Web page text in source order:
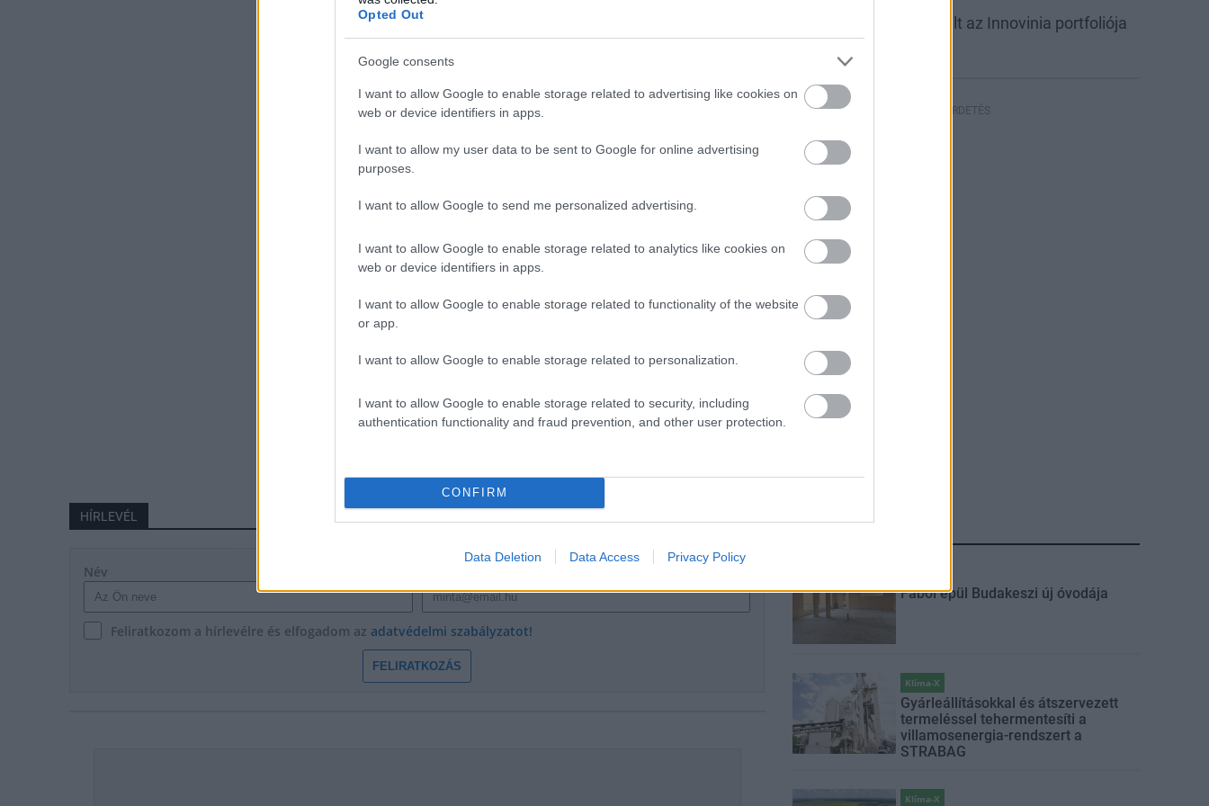
Opted Out
Google consents
I want to allow Google to enable storage related to advertising like cookies on
web or device identifiers in apps.
I want to allow my user data to be sent to Google for online advertising
purposes.
I want to allow Google to send me personalized advertising.
I want to allow Google to enable storage related to analytics like cookies on
web or device identifiers in apps.
I want to allow Google to enable storage related to functionality of the website
or app.
I want to allow Google to enable storage related to personalization.
I want to allow Google to enable storage related to security, including
authentication functionality and fraud prevention, and other user protection.
CONFIRM
Data Deletion Data Access Privacy Policy
HÍRLEVÉL
Név
Feliratkozom a hírlevélre és elfogadom az adatvédelmi szabályzatot!
FELIRATKOZÁS
Újabb csarnokkal bővült az Innovinia portfoliója
Nyíregyházán
HIRDETÉS
Fából épül Budakeszi új óvodája
Klíma-X
Gyárleállításokkal és átszervezett
termeléssel tehermentesíti a
villamosenergia-rendszert a
STRABAG
Klíma-X